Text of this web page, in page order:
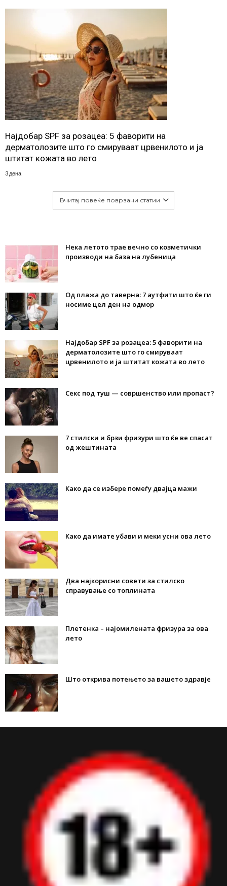
Најдобар SPF за розацеа: 5 фаворити на
дерматолозите што го смируваат црвенилото и ја
штитат кожата во лето
3 дена
Вчитај повеќе поврзани статии
Нека летото трае вечно со козметички
производи на база на лубеница
Од плажа до таверна: 7 аутфити што ќе ги
носиме цел ден на одмор
Најдобар SPF за розацеа: 5 фаворити на
дерматолозите што го смируваат
црвенилото и ја штитат кожата во лето
Секс под туш — совршенство или пропаст?
7 стилски и брзи фризури што ќе ве спасат
од жештината
Како да се избере помеѓу двајца мажи
Како да имате убави и меки усни ова лето
Два најкорисни совети за стилско
справување со топлината
Плетенка – најомилената фризура за ова
лето
Што открива потењето за вашето здравје